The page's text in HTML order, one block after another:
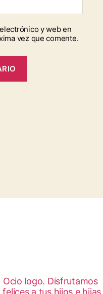
y web en
vez que comente.